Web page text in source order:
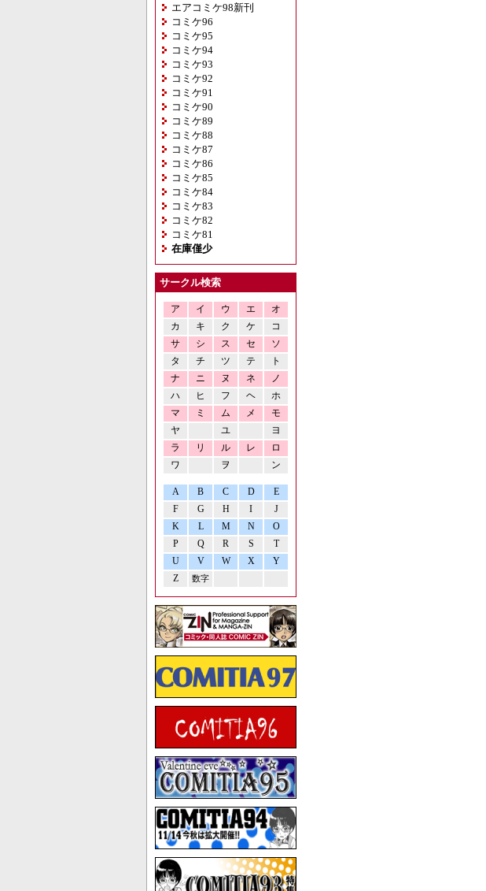
エアコミケ98新刊
コミケ96
コミケ95
コミケ94
コミケ93
コミケ92
コミケ91
コミケ90
コミケ89
コミケ88
コミケ87
コミケ86
コミケ85
コミケ84
コミケ83
コミケ82
コミケ81
在庫僅少
サークル検索
ア イ ウ エ
オ
カ
キ ク ケ
コ
サ
シ ス セ
ソ
タ
チ ツ テ
ト
ナ
ニ ヌ ネ
ノ
ハ
ヒ フ ヘ
ホ
マ
ミ ム メ
モ
ヤ
ユ
ヨ
ラ
リ ル レ
ロ
ワ
ヲ ン
A B C D
E
F
G H I
J
K
L M N
O
P
Q R S
T
U
V W X
Y
Z
数字